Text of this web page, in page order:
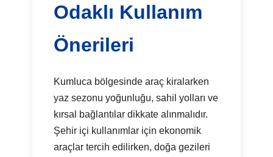
Odaklı Kullanım
Önerileri
Kumluca bölgesinde araç kiralarken
yaz sezonu yoğunluğu, sahil yolları ve
kırsal bağlantılar dikkate alınmalıdır.
Şehir içi kullanımlar için ekonomik
araçlar tercih edilirken, doğa gezileri